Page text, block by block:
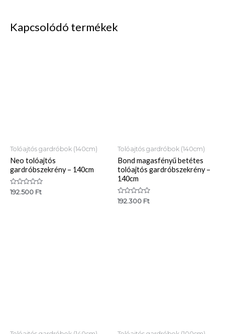
Kapcsolódó termékek
Tolóajtós gardróbok (140cm)
Neo tolóajtós
gardróbszekrény – 140cm
Értékelés:
0
192.500 Ft
Tolóajtós gardróbok (140cm)
Bond magasfényű betétes
tolóajtós gardróbszekrény –
140cm
Értékelés:
0
192.300 Ft